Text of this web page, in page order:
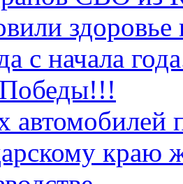
с начала
автомобилей
краю